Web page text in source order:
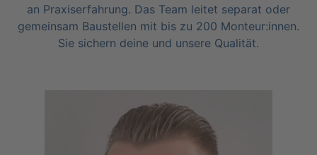
an Pra­xis­er­fah­rung. Das Team lei­tet sepa­rat oder
gemein­sam Bau­stel­len mit bis zu 200 Monteur:innen.
Sie sichern dei­ne und unse­re Qualität.